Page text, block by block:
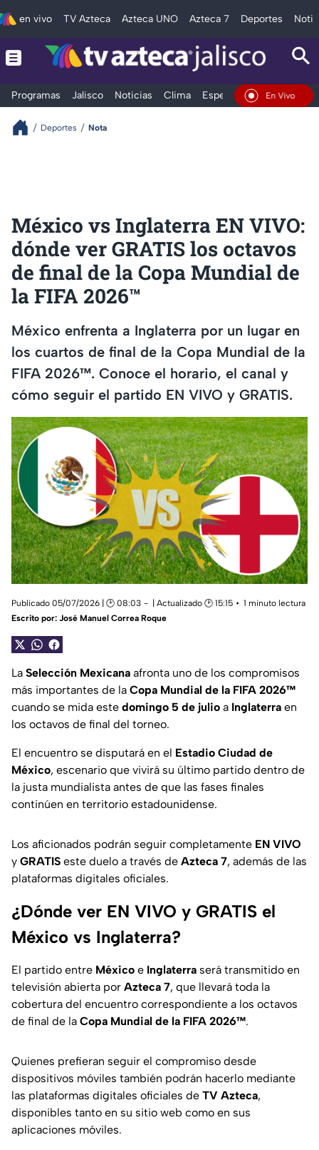
en vivo TV Azteca Azteca UNO Azteca 7 Deportes
Programas Jalisco Noticias Clima Espectáculos Deportes
En Vivo
Deportes Nota
México vs Inglaterra EN VIVO:
dónde ver GRATIS los octavos
de final de la Copa Mundial de
la FIFA 2026™️
México enfrenta a Inglaterra por un lugar en
los cuartos de final de la Copa Mundial de la
FIFA 2026™️. Conoce el horario, el canal y
cómo seguir el partido EN VIVO y GRATIS.
Publicado 05/07/2026 | 🕑 08:03 | Actualizado 🕑 15:15
1 minuto lectura
Escrito por: José Manuel Correa Roque
La Selección Mexicana afronta uno de los compromisos
más importantes de la Copa Mundial de la FIFA 2026™️
cuando se mida este domingo 5 de julio a Inglaterra en
los octavos de final del torneo.
El encuentro se disputará en el Estadio Ciudad de
México, escenario que vivirá su último partido dentro de
la justa mundialista antes de que las fases finales
continúen en territorio estadounidense.
Los aficionados podrán seguir completamente EN VIVO
y GRATIS este duelo a través de Azteca 7, además de las
plataformas digitales oficiales.
¿Dónde ver EN VIVO y GRATIS el
México vs Inglaterra?
El partido entre México e Inglaterra será transmitido en
televisión abierta por Azteca 7, que llevará toda la
cobertura del encuentro correspondiente a los octavos
de final de la Copa Mundial de la FIFA 2026™️.
Quienes prefieran seguir el compromiso desde
dispositivos móviles también podrán hacerlo mediante
las plataformas digitales oficiales de TV Azteca,
disponibles tanto en su sitio web como en sus
aplicaciones móviles.